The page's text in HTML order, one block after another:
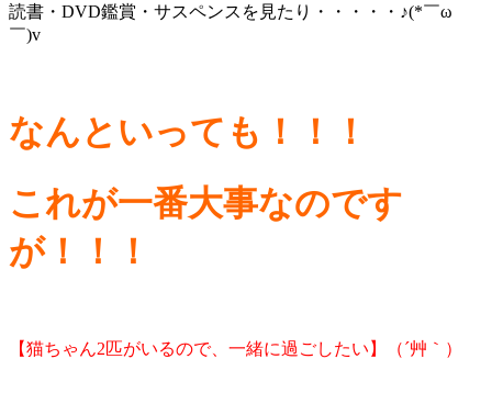
読書・DVD鑑賞・サスペンスを見たり・・・・・♪(*￣ω
￣)v
なんといっても！！！
これが一番大事なのです
が！！！
【猫ちゃん2匹がいるので、一緒に過ごしたい】（´艸｀）